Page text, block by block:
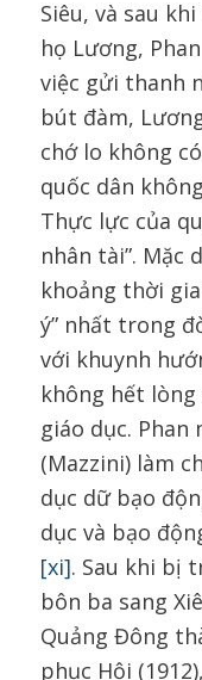
Siêu, và sau
họ Lương,
việc gửi thanh
bút đàm,
chớ lo không
quốc dân
Thực lực của
nhân tài”. Mặc
khoảng thời
ý” nhất trong
với khuynh
không hết
giáo dục. Phan
(Mazzini) làm
dục dữ bạo
dục và bạo
[xi]. Sau khi bị
bôn ba sang
Quảng Đông
phục Hội